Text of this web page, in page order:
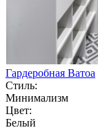
Гардеробная Ватоа
Стиль:
Минимализм
Цвет:
Белый